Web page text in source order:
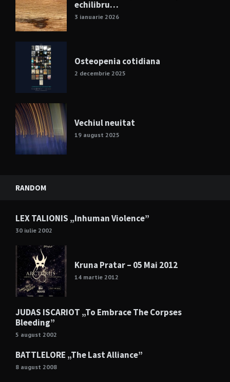
echilibru…
3 ianuarie 2026
Osteopenia cotidiana
2 decembrie 2025
Vechiul neuitat
19 august 2025
RANDOM
LEX TALIONIS „Inhuman Violence”
30 iulie 2002
Kruna Pratar – 05 Mai 2012
14 martie 2012
JUDAS ISCARIOT „To Embrace The Corpses
Bleeding”
5 august 2002
BATTLELORE „The Last Alliance”
8 august 2008